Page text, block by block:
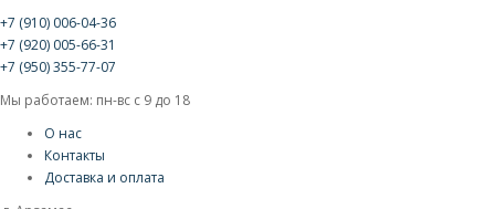
+7 (910) 006-04-36
+7 (920) 005-66-31
+7 (950) 355-77-07
Мы работаем: пн-вс с 9 до 18
О нас
Контакты
Доставка и оплата